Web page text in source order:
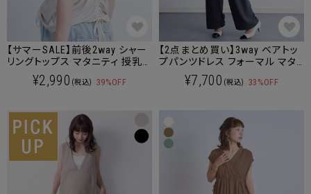
【サマーSALE】前後2way シャー
リングトップス マタニティ 授乳
服 産後も使える [M便 6/6] 【メ
ール便可】
¥2,990 (税込) 39%OFF
【2点まとめ買い】3way ベアトッ
プパンツドレス フォーマル マタ
ニティ 産後も使える
¥7,700 (税込) 33%OFF